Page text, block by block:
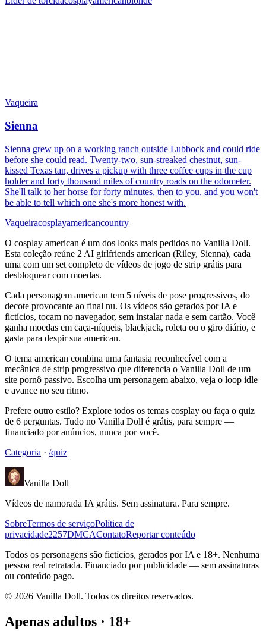
Vaqueira
Sienna
Sienna grew up on a working ranch outside Lubbock and could ride
before she could read. Twenty-two, sun-streaked chestnut, sun-
kissed Texas tan, drives a pickup with three coffee cups in the cup
holder and forty thousand miles of country roads on the odometer.
She'll talk to her horse for forty minutes, then to you, and you won't
be able to tell which one she's more honest with.
Vaqueiracosplayamericancountry
O cosplay american é um dos looks mais pedidos no Vanilla Doll.
Esta coleção reúne 2 AI girlfriends american (Riley, Sienna), cada
uma com um set completo de vídeos de jogo de strip grátis para
desbloquear com moedas.
Cada personagem american tem 5 níveis de pose progressivos, do
decote provocante ao final nu. Os vídeos são gerados por IA e
fictícios, tocam no navegador, sem instalar nada e sem cartão. Você
ganha moedas em caça-níqueis, blackjack, roleta ou o giro diário, e
gasta para despir sua american.
O tema american combina uma fantasia reconhecível com a
mecânica de strip progressivo que diferencia o Vanilla Doll de um
site pornô passivo. Escolha um personagem abaixo, veja o loop idle
e avance no seu ritmo.
Prefere outro estilo? Explore todos os temas cosplay ou faça o quiz
de 6 perguntas. Tudo no Vanilla Doll é grátis, para sempre —
financiado por anúncios, nunca por você.
Categoria · /quiz
Vanilla Doll
Vídeos de namorada IA grátis. Sem assinatura. Para sempre.
SobreTermos de serviçoPolítica de
privacidade2257DMCAContatoReportar conteúdo
Todos os personagens são fictícios, gerados por IA e 18+. Nenhuma
pessoa real retratada. Financiado por publicidade — sem assinaturas
ou conteúdo pago.
© 2026 Vanilla Doll. Todos os direitos reservados.
Apenas adultos · 18+